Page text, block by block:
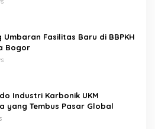
Umbaran Fasilitas Baru di BBPKH
Bogor
Industri Karbonik UKM
yang Tembus Pasar Global